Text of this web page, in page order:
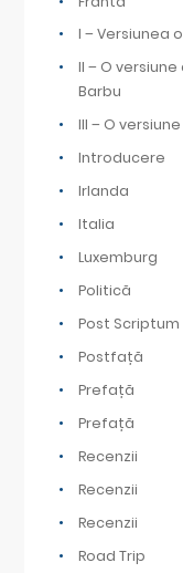
I – Versiunea
II – O
Barbu
III – O
Introducere
Irlanda
Italia
Luxemburg
Politică
Post Scriptum
Postfață
Prefață
Prefață
Recenzii
Recenzii
Recenzii
Road Trip